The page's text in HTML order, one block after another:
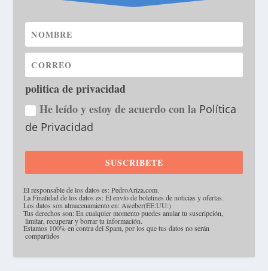
politica de privacidad
He leído y estoy de acuerdo con la Política
de Privacidad
SUSCRIBETE
El responsable de los datos es: PedroAriza.com.
La Finalidad de los datos es: El envío de boletines de noticias y ofertas.
Los datos son almacenamiento en: Aweber(EE:UU:)
Tus derechos son: En cualquier momento puedes anular tu suscripción,
limitar, recuperar y borrar tu información.
Estamos 100% en contra del Spam, por los que tus datos no serán
compartidos